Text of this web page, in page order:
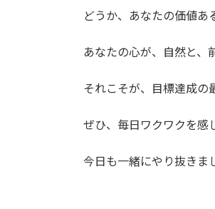
どうか、あなたの価値あ
あなたの心が、自然と、
それこそが、目標達成の
ぜひ、毎日ワクワクを感
今日も一緒にやり抜きま